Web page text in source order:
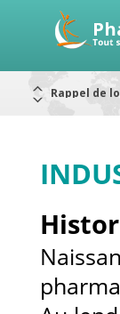
Rappel de
RAPPELS DE
Rappel de